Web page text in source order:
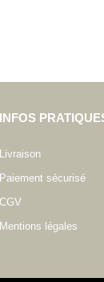
INFOS
Livraison
Paiement sécurisé
CGV
Mentions légales